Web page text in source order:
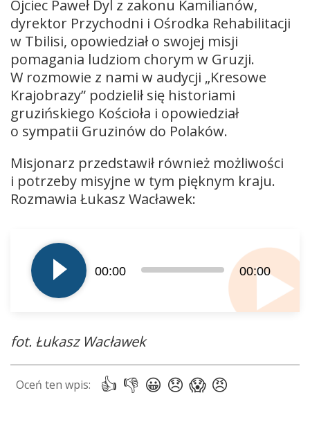
Ojciec Paweł Dyl z zakonu Kamilianów,
dyrektor Przychodni i Ośrodka Rehabilitacji
w Tbilisi, opowiedział o swojej misji
pomagania ludziom chorym w Gruzji.
W rozmowie z nami w audycji „Kresowe
Krajobrazy” podzielił się historiami
gruzińskiego Kościoła i opowiedział
o sympatii Gruzinów do Polaków.
Misjonarz przedstawił również możliwości
i potrzeby misyjne w tym pięknym kraju.
Rozmawia Łukasz Wacławek:
plików
dźwiękowych
00:00 00:00
fot. Łukasz Wacławek